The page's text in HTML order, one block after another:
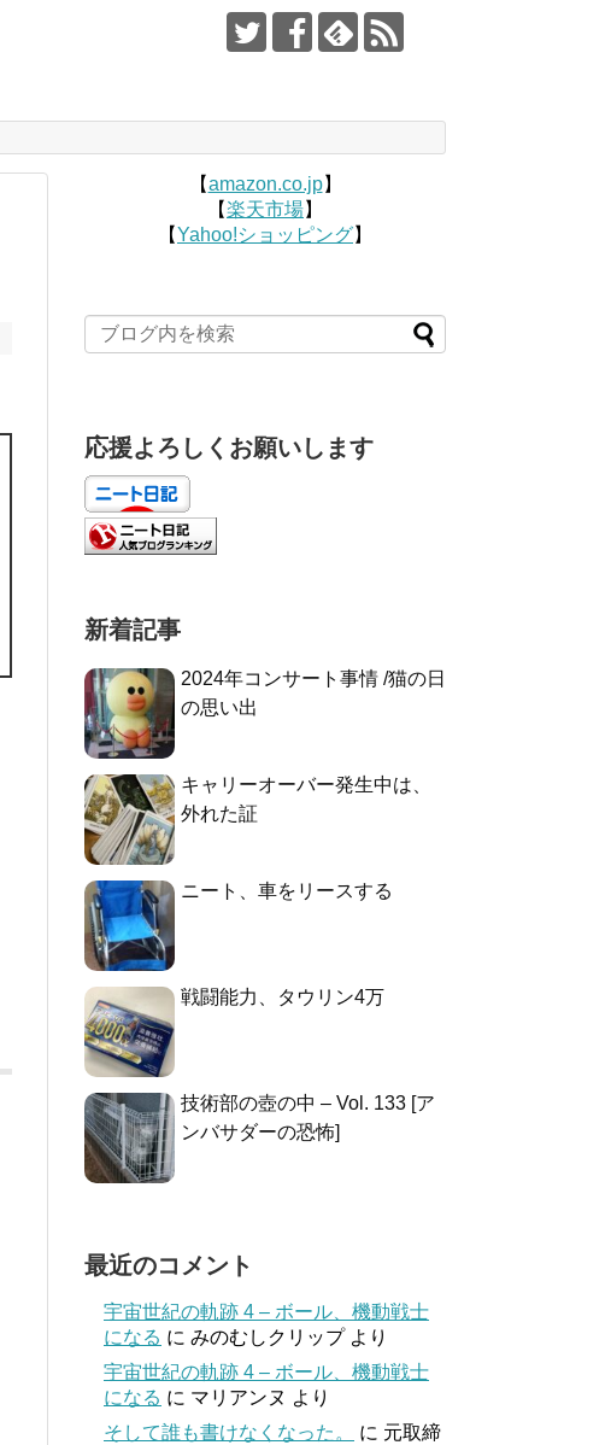
【amazon.co.jp】
【楽天市場】
【Yahoo!ショッピング】
応援よろしくお願いします
新着記事
2024年コンサート事情 /猫の日
の思い出
キャリーオーバー発生中は、
外れた証
ニート、車をリースする
戦闘能力、タウリン4万
技術部の壺の中 – Vol. 133 [ア
ンバサダーの恐怖]
最近のコメント
宇宙世紀の軌跡 4 – ボール、機動戦士
になる に みのむしクリップより
宇宙世紀の軌跡 4 – ボール、機動戦士
になる に マリアンヌ より
そして誰も書けなくなった。
に 元取締